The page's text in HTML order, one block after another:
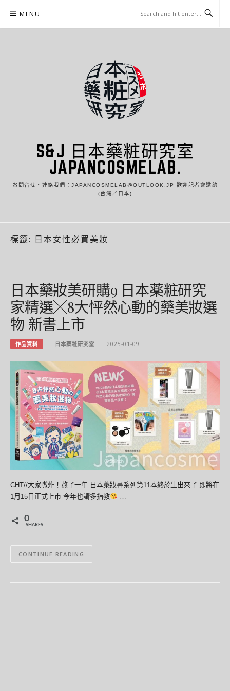
content
MENU
S&J 日本藥粧研究室
JAPANCOSMELAB.
お問合せ・連絡我們：JAPANCOSMELAB@OUTLOOK.JP 歡迎記者會邀約
(台灣／日本)
標籤: 日本女性必買美妝
日本藥妝美研購9 日本薬粧研究
家精選╳8大怦然心動的藥美妝選
物 新書上市
作品資料 日本藥粧研究室 2025-01-09
CHT//大家嗷炸！熬了一年 日本藥妝書系列第11本終於生出來了 即將在
1月15日正式上市 今年也請多指教
0
SHARES
CONTINUE READING